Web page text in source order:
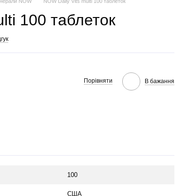
100 таблеток
Порівняти В бажання
100
США